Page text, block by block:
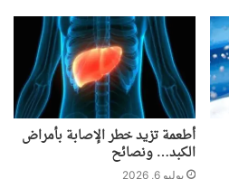
أطعمة تزيد خطر الإصابة بأمراض
الكبد… ونصائح
يوليو 6, 2026